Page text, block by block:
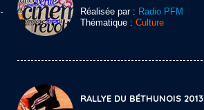
Réalisée par : Radio PFM
Thématique : Culture
RALLYE DU BÉTHUNOIS 2013